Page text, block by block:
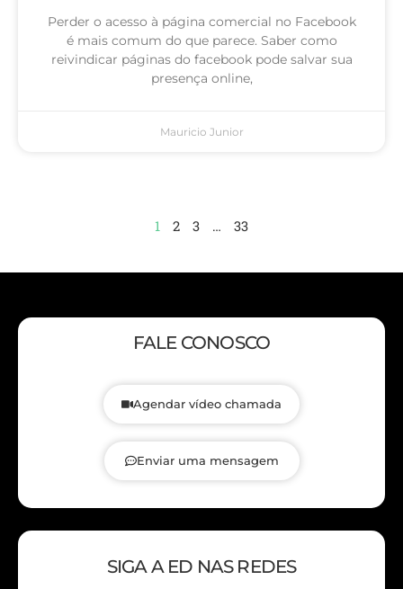
Perder o acesso à página comercial no Facebook
é mais comum do que parece. Saber como
reivindicar páginas do facebook pode salvar sua
presença online,
Mauricio Junior
1 2 3 … 33
FALE CONOSCO
Agendar vídeo chamada
Enviar uma mensagem
SIGA A ED NAS REDES